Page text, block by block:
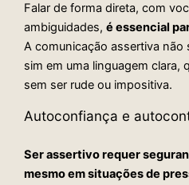
Falar de forma direta, com
ambiguidades,é essencial
A comunicação assertiva não
sim em uma linguagem clara,
sem ser rude ou impositiva.
Autoconfiança e
Ser assertivo requer
mesmo em situações de